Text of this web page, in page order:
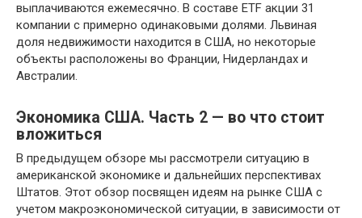
выплачиваются ежемесячно. В составе ETF акции 31
компании с примерно одинаковыми долями. Львиная
доля недвижимости находится в США, но некоторые
объекты расположены во Франции, Нидерландах и
Австралии.
Экономика США. Часть 2 — во что стоит
вложиться
В предыдущем обзоре мы рассмотрели ситуацию в
американской экономике и дальнейших перспективах
Штатов. Этот обзор посвящен идеям на рынке США с
учетом макроэкономической ситуации, в зависимости от